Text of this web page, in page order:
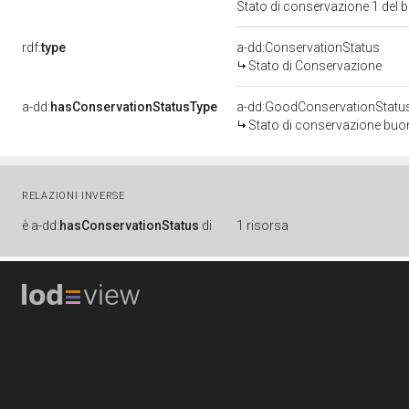
Stato di conservazione 1 del
rdf:type
a-dd:ConservationStatus
Stato di Conservazione
a-dd:hasConservationStatusType
a-
Stato di conservazione
RELAZIONI INVERSE
è a-dd:hasConservationStatus di 1 risorsa